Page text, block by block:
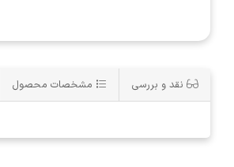
نقد و بررسی مشخصات محصول